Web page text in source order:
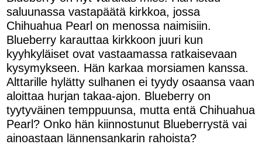
saluunassa vastapäätä kirkkoa, jossa
Chihuahua Pearl on menossa naimisiin.
Blueberry karauttaa kirkkoon juuri kun
kyyhkyläiset ovat vastaamassa ratkaisevaan
kysymykseen. Hän karkaa morsiamen kanssa.
Alttarille hylätty sulhanen ei tyydy osaansa vaan
aloittaa hurjan takaa-ajon. Blueberry on
tyytyväinen temppuunsa, mutta entä Chihuahua
Pearl? Onko hän kiinnostunut Blueberrystä vai
ainoastaan lännensankarin rahoista?